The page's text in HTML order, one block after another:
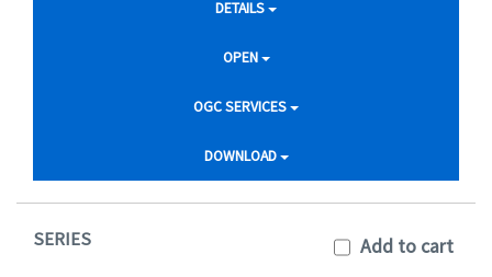
DETAILS
OPEN
OGC SERVICES
DOWNLOAD
SERIES Add to cart